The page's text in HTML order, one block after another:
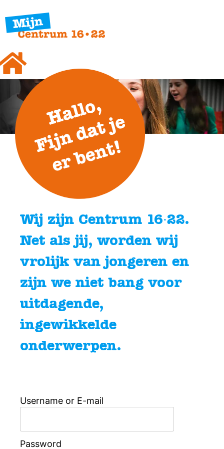
Wij zijn Centrum 16∙22.
Net als jij, worden wij
vrolijk van jongeren en
zijn we niet bang voor
uitdagende,
ingewikkelde
onderwerpen.
Username or E-mail
Password